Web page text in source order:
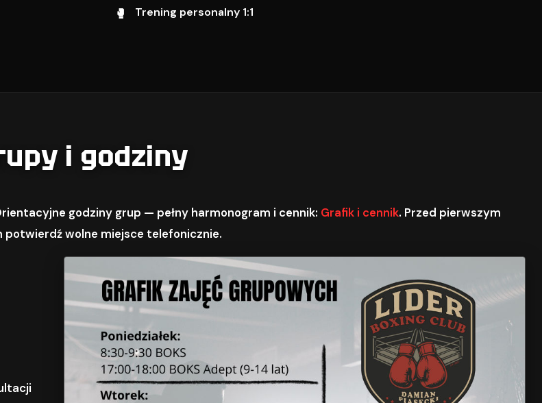
Trening personalny 1:1
i godziny
godziny grup — pełny harmonogram i cennik: Grafik i cennik. Przed pierwszym
potwierdź wolne miejsce telefonicznie.